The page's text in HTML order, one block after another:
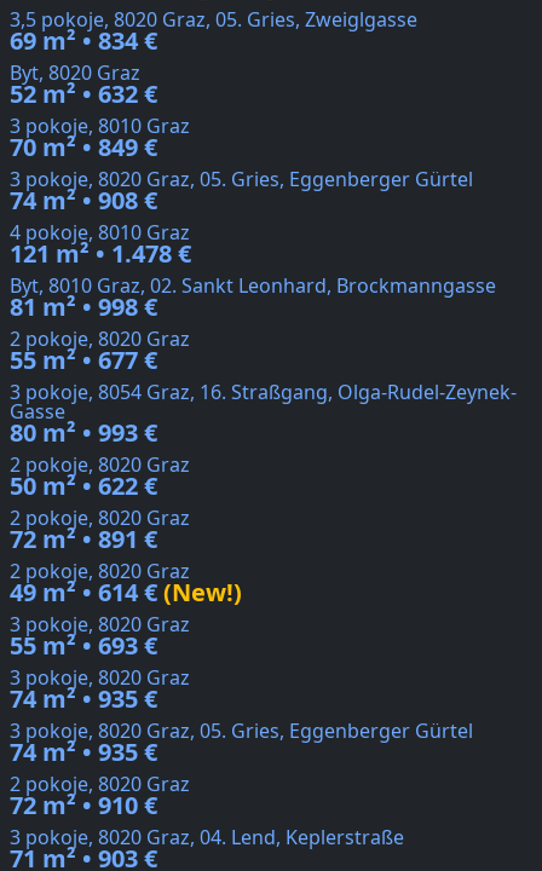
3,5 pokoje, 8020 Graz, 05. Gries, Zweiglgasse
69 m² • 834 €
Byt, 8020 Graz
52 m² • 632 €
3 pokoje, 8010 Graz
70 m² • 849 €
3 pokoje, 8020 Graz, 05. Gries, Eggenberger Gürtel
74 m² • 908 €
4 pokoje, 8010 Graz
121 m² • 1.478 €
Byt, 8010 Graz, 02. Sankt Leonhard, Brockmanngasse
81 m² • 998 €
2 pokoje, 8020 Graz
55 m² • 677 €
3 pokoje, 8054 Graz, 16. Straßgang, Olga-Rudel-Zeynek-
Gasse
80 m² • 993 €
2 pokoje, 8020 Graz
50 m² • 622 €
2 pokoje, 8020 Graz
72 m² • 891 €
2 pokoje, 8020 Graz
49 m² • 614 €(New!)
3 pokoje, 8020 Graz
55 m² • 693 €
3 pokoje, 8020 Graz
74 m² • 935 €
3 pokoje, 8020 Graz, 05. Gries, Eggenberger Gürtel
74 m² • 935 €
2 pokoje, 8020 Graz
72 m² • 910 €
3 pokoje, 8020 Graz, 04. Lend, Keplerstraße
71 m² • 903 €